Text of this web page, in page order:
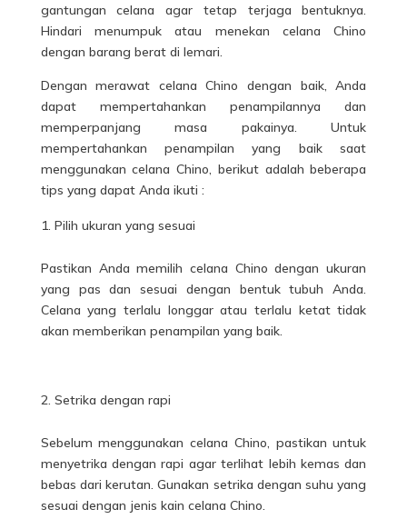
gantungan celana agar tetap terjaga bentuknya.
Hindari menumpuk atau menekan celana Chino
dengan barang berat di lemari.
Dengan merawat celana Chino dengan baik, Anda
dapat mempertahankan penampilannya dan
memperpanjang masa pakainya. Untuk
mempertahankan penampilan yang baik saat
menggunakan celana Chino, berikut adalah beberapa
tips yang dapat Anda ikuti :
Pilih ukuran yang sesuai
Pastikan Anda memilih celana Chino dengan ukuran
yang pas dan sesuai dengan bentuk tubuh Anda.
Celana yang terlalu longgar atau terlalu ketat tidak
akan memberikan penampilan yang baik.
Setrika dengan rapi
Sebelum menggunakan celana Chino, pastikan untuk
menyetrika dengan rapi agar terlihat lebih kemas dan
bebas dari kerutan. Gunakan setrika dengan suhu yang
sesuai dengan jenis kain celana Chino.